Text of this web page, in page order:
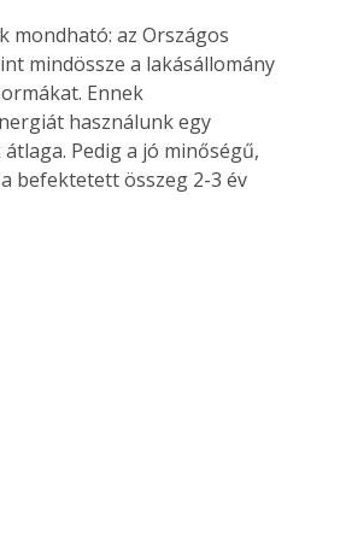
mondható: az Országos
mindössze a lakásállomány
Ennek
használunk egy
Pedig a jó minőségű,
befektetett összeg 2-3 év